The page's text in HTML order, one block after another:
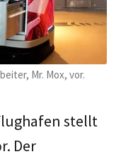
Mr. Mox, vor.
stellt
Der